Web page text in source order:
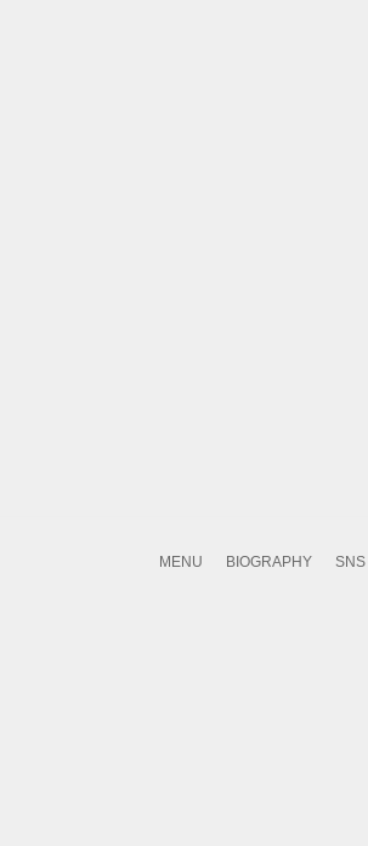
MENU BIOGRAPHY SNS